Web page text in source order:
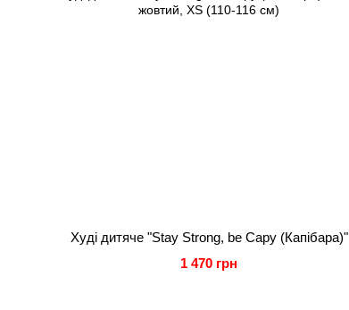
Худі дитяче "Stay Strong, be Capy (Капібара)"
1 470 грн